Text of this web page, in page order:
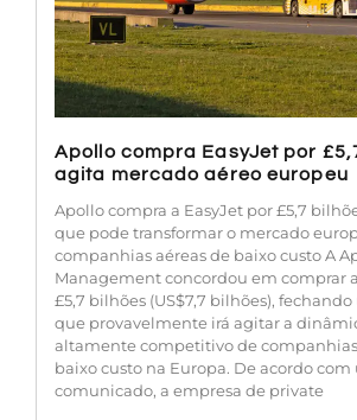
Apollo compra EasyJet por
agita mercado aéreo europeu
Apollo compra a EasyJet por £5,7
que pode transformar o mercado
companhias aéreas de baixo custo A
Management concordou em comprar
£5,7 bilhões (US$7,7 bilhões),
que provavelmente irá agitar a
altamente competitivo de
baixo custo na Europa. De acordo com
comunicado, a empresa de private